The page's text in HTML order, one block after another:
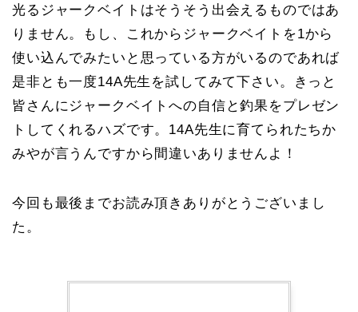
光るジャークベイトはそうそう出会えるものではあ
りません。もし、これからジャークベイトを1から
使い込んでみたいと思っている方がいるのであれば
是非とも一度14A先生を試してみて下さい。きっと
皆さんにジャークベイトへの自信と釣果をプレゼン
トしてくれるハズです。14A先生に育てられたちか
みやが言うんですから間違いありませんよ！
今回も最後までお読み頂きありがとうございまし
た。